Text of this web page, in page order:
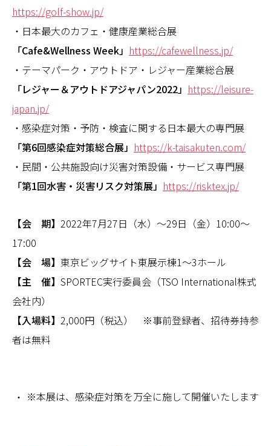
https://golf-show.jp/
・日本最大のカフェ・健康産業総合展
「Cafe&Wellness Week」 https://cafewellness.jp/
・テーマパーク・アウトドア・レジャー産業総合展
「レジャー＆アウトドアジャパン2022」 https://leisure-
japan.jp/
・感染症対策・予防・検査に関する日本最大の専門展
「第6回感染症対策総合展」 https://k-taisakuten.com/
・民間・公共施設向け災害対策設備・サービス専門展
「第1回水害・災害リスク対策展」 https://risktex.jp/
【会 期】 2022年7月27日（水）〜29日（金）10:00〜
17:00
【会 場】 東京ビッグサイト東展示棟1〜3ホール
【主 催】 SPORTEC実行委員会（TSO International株式
会社内）
【入場料】 2,000円（税込） ※事前登録者、招待券持参
者は無料
​※本展は、感染症対策を万全に施して開催いたします